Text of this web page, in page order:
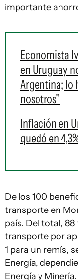
importante
Economista
en Uruguay
Argentina; lo
nosotros"
Inflación en
quedó en
De los 100
transporte en
país. Del total,
transporte por
1 para un remís,
Energía,
Energía y